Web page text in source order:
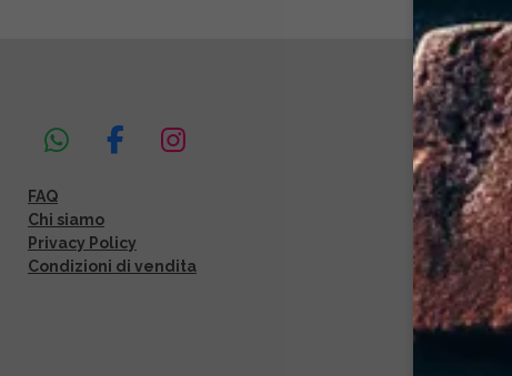
W
a
t
s
F
e
b
I
a
FAQ
Chi siamo
Privacy Policy
Condizioni di vendita